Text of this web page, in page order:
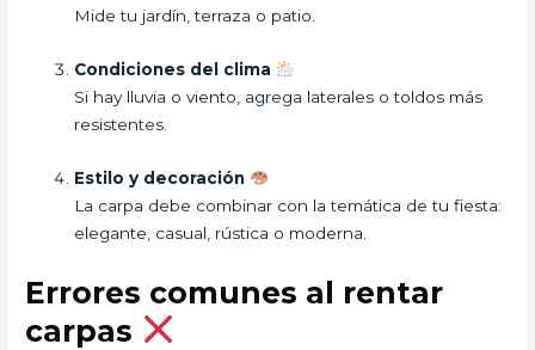
Mide tu jardín, terraza o patio.
Condiciones del clima
Si hay lluvia o viento, agrega laterales o toldos más
resistentes.
Estilo y decoración
La carpa debe combinar con la temática de tu fiesta:
elegante, casual, rústica o moderna.
Errores comunes al rentar
carpas